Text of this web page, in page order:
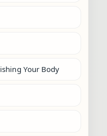
Your Body